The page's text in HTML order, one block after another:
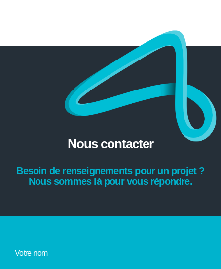
Nous contacter
Besoin de renseignements pour un projet ?
Nous sommes là pour vous répondre.